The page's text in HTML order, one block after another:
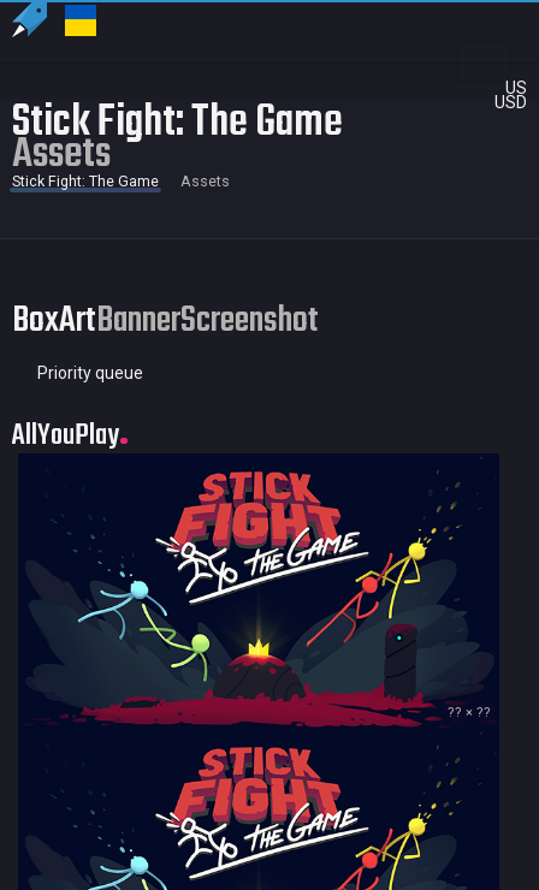
US
USD
Stick Fight: The Game
Assets
Stick Fight: The Game Assets
BoxArtBannerScreenshot
Priority queue
AllYouPlay
?? × ??